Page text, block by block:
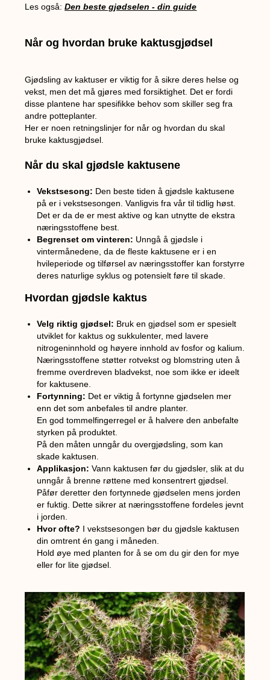
Les også:Den beste gjødselen - din guide
Når og hvordan bruke kaktusgjødsel
Gjødsling av kaktuser er viktig for å sikre deres helse og
vekst, men det må gjøres med forsiktighet. Det er fordi
disse plantene har spesifikke behov som skiller seg fra
andre potteplanter.
Her er noen retningslinjer for når og hvordan du skal
bruke kaktusgjødsel.
Når du skal gjødsle kaktusene
Vekstsesong: Den beste tiden å gjødsle kaktusene
på er i vekstsesongen. Vanligvis fra vår til tidlig høst.
Det er da de er mest aktive og kan utnytte de ekstra
næringsstoffene best.
Begrenset om vinteren: Unngå å gjødsle i
vintermånedene, da de fleste kaktusene er i en
hvileperiode og tilførsel av næringsstoffer kan forstyrre
deres naturlige syklus og potensielt føre til skade.
Hvordan gjødsle kaktus
Velg riktig gjødsel: Bruk en gjødsel som er spesielt
utviklet for kaktus og sukkulenter, med lavere
nitrogeninnhold og høyere innhold av fosfor og kalium.
Næringsstoffene støtter rotvekst og blomstring uten å
fremme overdreven bladvekst, noe som ikke er ideelt
for kaktusene.
Fortynning: Det er viktig å fortynne gjødselen mer
enn det som anbefales til andre planter.
En god tommelfingerregel er å halvere den anbefalte
styrken på produktet.
På den måten unngår du overgjødsling, som kan
skade kaktusen.
Applikasjon: Vann kaktusen før du gjødsler, slik at du
unngår å brenne røttene med konsentrert gjødsel.
Påfør deretter den fortynnede gjødselen mens jorden
er fuktig. Dette sikrer at næringsstoffene fordeles jevnt
i jorden.
Hvor ofte? I vekstsesongen bør du gjødsle kaktusen
din omtrent én gang i måneden.
Hold øye med planten for å se om du gir den for mye
eller for lite gjødsel.